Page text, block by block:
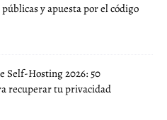
y apuesta por el código
Self-Hosting 2026: 50
recuperar tu privacidad